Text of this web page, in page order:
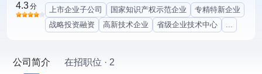
4.3分 上市企业子公司 国家知识产权示范企业
专精特新企业
战略投资融资
高新技术企业 省级企业技术中心 ...
公司简介 在招职位 · 2